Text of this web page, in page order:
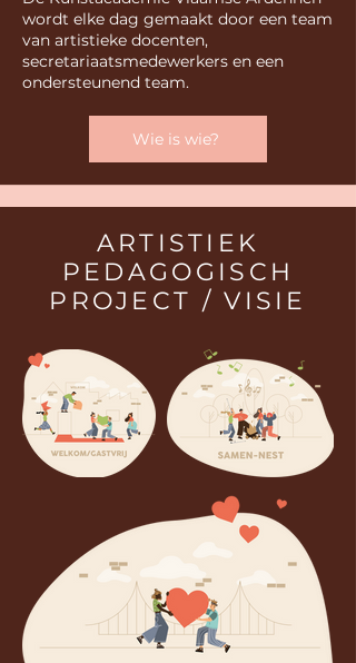
wordt elke dag gemaakt door een team
van artistieke docenten,
secretariaatsmedewerkers en een
ondersteunend team.
Wie is wie?
ARTISTIEK
PEDAGOGISCH
PROJECT / VISIE